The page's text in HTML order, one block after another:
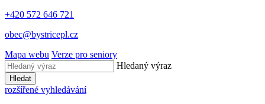
+420 572 646 721
obec@bystricepl.cz
Mapa webu Verze pro seniory
Hledaný výraz
Hledat
rozšířené vyhledávání